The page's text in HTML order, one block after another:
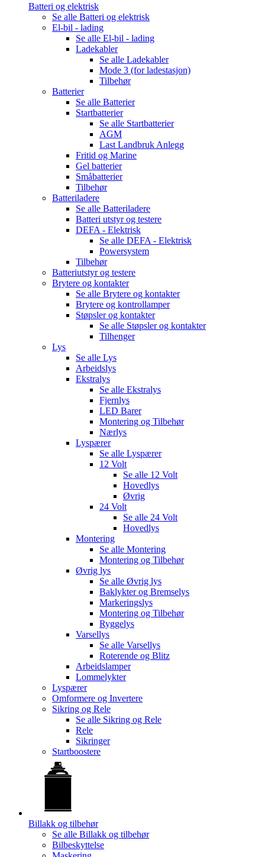
Batteri og elektrisk
Se alle Batteri og elektrisk
El-bil - lading
Se alle El-bil - lading
Ladekabler
Se alle Ladekabler
Mode 3 (for ladestasjon)
Tilbehør
Batterier
Se alle Batterier
Startbatterier
Se alle Startbatterier
AGM
Last Landbruk Anlegg
Fritid og Marine
Gel batterier
Småbatterier
Tilbehør
Batteriladere
Se alle Batteriladere
Batteri utstyr og testere
DEFA - Elektrisk
Se alle DEFA - Elektrisk
Powersystem
Tilbehør
Batteriutstyr og testere
Brytere og kontakter
Se alle Brytere og kontakter
Brytere og kontrollamper
Støpsler og kontakter
Se alle Støpsler og kontakter
Tilhenger
Lys
Se alle Lys
Arbeidslys
Ekstralys
Se alle Ekstralys
Fjernlys
LED Barer
Montering og Tilbehør
Nærlys
Lyspærer
Se alle Lyspærer
12 Volt
Se alle 12 Volt
Hovedlys
Øvrig
24 Volt
Se alle 24 Volt
Hovedlys
Montering
Se alle Montering
Montering og Tilbehør
Øvrig lys
Se alle Øvrig lys
Baklykter og Bremselys
Markeringslys
Montering og Tilbehør
Ryggelys
Varsellys
Se alle Varsellys
Roterende og Blitz
Arbeidslamper
Lommelykter
Lyspærer
Omformere og Invertere
Sikring og Rele
Se alle Sikring og Rele
Rele
Sikringer
Startboostere
Billakk og tilbehør
Se alle Billakk og tilbehør
Bilbeskyttelse